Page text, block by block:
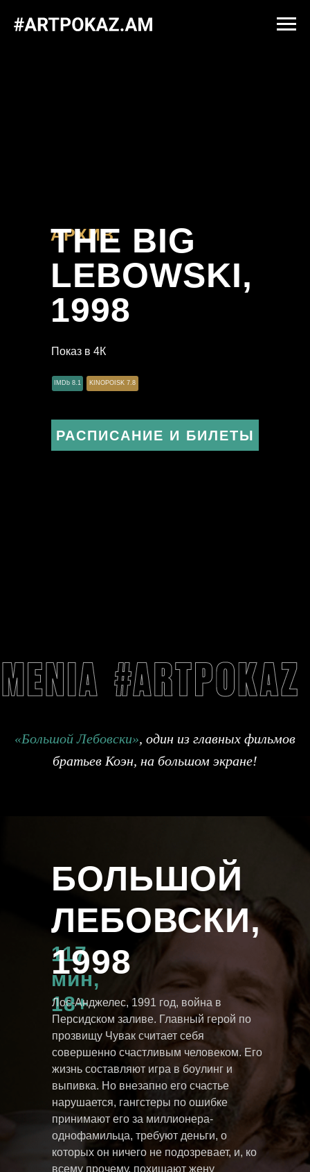
АРХИВ
THE BIG
LEBOWSKI,
1998
Показ в 4К
РАСПИСАНИЕ И БИЛЕТЫ
IMDb 8.1 KINOPOISK 7.8
«Большой Лебовски», один из главных фильмов
братьев Коэн, на большом экране!
117
мин,
18+
БОЛЬШОЙ
ЛЕБОВСКИ,
1998
Лос-Анджелес, 1991 год, война в
Персидском заливе. Главный герой по
прозвищу Чувак считает себя
совершенно счастливым человеком. Его
жизнь составляют игра в боулинг и
выпивка. Но внезапно его счастье
нарушается, гангстеры по ошибке
принимают его за миллионера-
однофамильца, требуют деньги, о
которых он ничего не подозревает, и, ко
всему прочему, похищают жену